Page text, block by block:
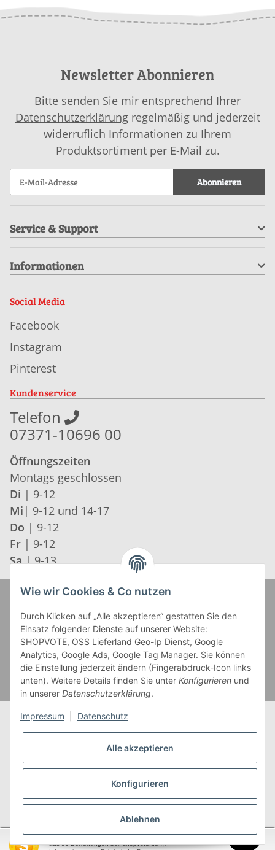
Newsletter Abonnieren
Bitte senden Sie mir entsprechend Ihrer
Datenschutzerklärungregelmäßig und jederzeit
widerruflich Informationen zu Ihrem
Produktsortiment per E-Mail zu.
Abonnieren
Service & Support
Informationen
Social Media
Facebook
Instagram
Pinterest
Kundenservice
Telefon
07371-10696 00
Öffnungszeiten
Montags geschlossen
Di | 9-12
Mi | 9-12 und 14-17
Do | 9-12
Fr | 9-12
Sa | 9-13
* Alle Preise inkl. gesetzlicher USt., zzgl.Versand
** Gilt für Lieferungen innerhalb Deutschlands,
Lieferzeiten für andere Länder entnehmen Sie bitte
Versandkostenübersicht
Wie wir Cookies & Co nutzen
Durch Klicken auf „Alle akzeptieren“ gestatten Sie den
Einsatz folgender Dienste auf unserer Website:
SHOPVOTE, OSS Lieferland Geo-Ip Dienst, Google
Analytics, Google Ads, Google Tag Manager. Sie können
die Einstellung jederzeit ändern (Fingerabdruck-Icon links
unten). Weitere Details finden Sie unter Konfigurieren und
in unserer Datenschutzerklärung.
Impressum Datenschutz
Alle akzeptieren
Konfigurieren
Ablehnen
SEHR GUT (4.95 / 5)
aus93Bewertungen bei: shopvote.de ⓘ